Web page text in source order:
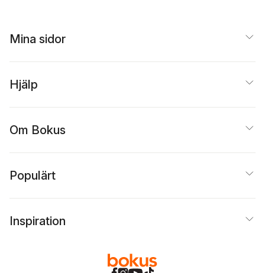
Mina sidor
Hjälp
Om Bokus
Populärt
Inspiration